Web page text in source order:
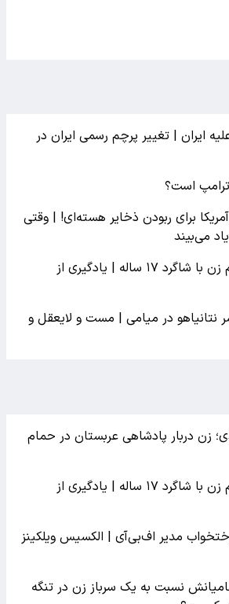
ایران | تغییر پرچم رسمی ایران در
ترامپ است؟
آمریکا برای ربودن ذخایر هسته‌ای! | وقتی
می‌بیند
رسوایی جنسی معلم زن با شاگرد ۱۷ ساله | یادگیری از
در میامی | مست و لایعقل و
زن دربار پادشاهی عربستان در حمام
رسوایی جنسی معلم زن با شاگرد ۱۷ ساله | یادگیری از
مدیر اف‌بی‌آی | الکسیس ویلکینز
نسبت به یک سرباز زن در تنگه